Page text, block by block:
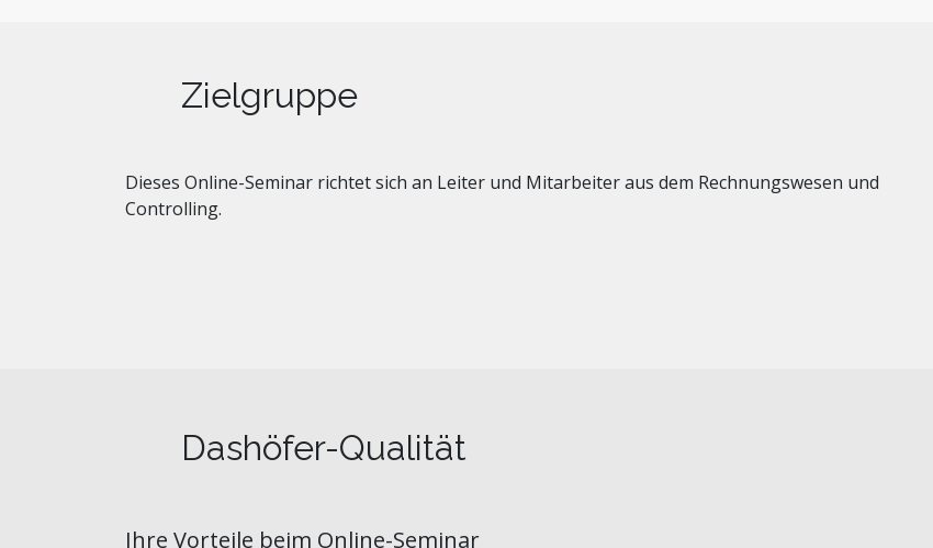
Zielgruppe
Dieses Online-Seminar richtet sich an Leiter und Mitarbeiter aus dem Rechnungswesen und
Controlling.
Dashöfer-Qualität
Ihre Vorteile beim Online-Seminar